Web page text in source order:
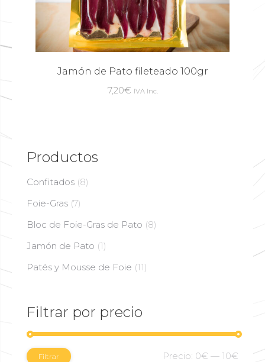
Jamón de Pato fileteado 100gr
7,20€ IVA Inc.
Productos
Confitados (8)
Foie-Gras (7)
Bloc de Foie-Gras de Pato (8)
Jamón de Pato (1)
Patés y Mousse de Foie (11)
Filtrar por precio
Filtrar Precio: 0€ — 10€